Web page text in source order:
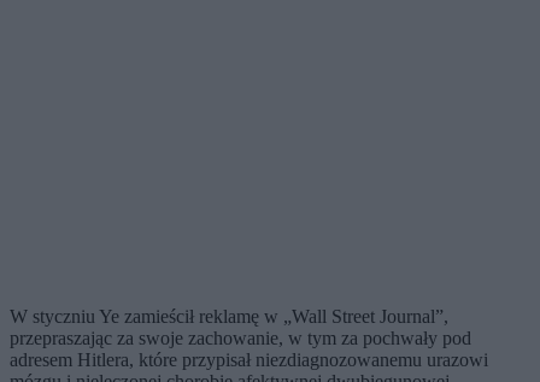
W styczniu Ye zamieścił reklamę w „Wall Street Journal”,
przepraszając za swoje zachowanie, w tym za pochwały pod
adresem Hitlera, które przypisał niezdiagnozowanemu urazowi